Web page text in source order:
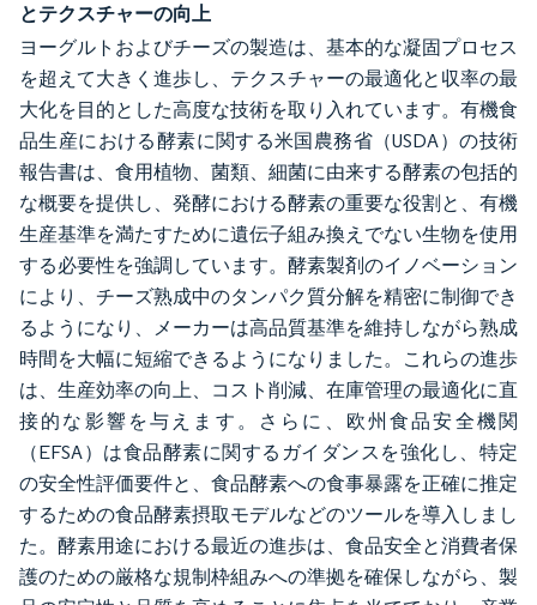
とテクスチャーの向上
ヨーグルトおよびチーズの製造は、基本的な凝固プロセス
を超えて大きく進歩し、テクスチャーの最適化と収率の最
大化を目的とした高度な技術を取り入れています。有機食
品生産における酵素に関する米国農務省（USDA）の技術
報告書は、食用植物、菌類、細菌に由来する酵素の包括的
な概要を提供し、発酵における酵素の重要な役割と、有機
生産基準を満たすために遺伝子組み換えでない生物を使用
する必要性を強調しています。酵素製剤のイノベーション
により、チーズ熟成中のタンパク質分解を精密に制御でき
るようになり、メーカーは高品質基準を維持しながら熟成
時間を大幅に短縮できるようになりました。これらの進歩
は、生産効率の向上、コスト削減、在庫管理の最適化に直
接的な影響を与えます。さらに、欧州食品安全機関
（EFSA）は食品酵素に関するガイダンスを強化し、特定
の安全性評価要件と、食品酵素への食事暴露を正確に推定
するための食品酵素摂取モデルなどのツールを導入しまし
た。酵素用途における最近の進歩は、食品安全と消費者保
護のための厳格な規制枠組みへの準拠を確保しながら、製